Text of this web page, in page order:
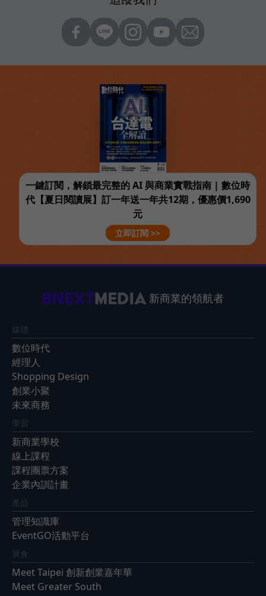
一鍵訂閱，解鎖最完整的 AI 與商業實戰指南 | 數位時
代【夏日閱讀展】訂一年送一年共12期，優惠價1,690
元
立即訂閱 >>
新商業的領航者
媒體
數位時代
經理人
Shopping Design
創業小聚
未來商務
學習
新商業學校
線上課程
課程團票方案
企業內訓計畫
產品
管理知識庫
EventGO活動平台
展會
Meet Taipei 創新創業嘉年華
Meet Greater South